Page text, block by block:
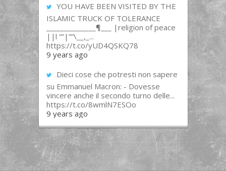
YOU HAVE BEEN VISITED BY THE
ISLAMIC TRUCK OF TOLERANCE
______________¶___ |religion of peace
||l “”|””\__,_...
https://t.co/yUD4QSKQ78
9 years ago
Dieci cose che potresti non sapere
su Emmanuel Macron: - Dovesse
vincere anche il secondo turno delle...
https://t.co/8wmlN7ESOo
9 years ago